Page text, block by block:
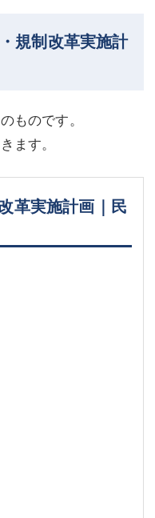
規制改革実施計
ものです。
ます。
革実施計画｜民